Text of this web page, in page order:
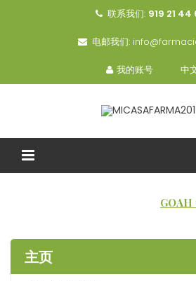
联系我们: 919 21 44
电邮我们:
我的账号 中
主页